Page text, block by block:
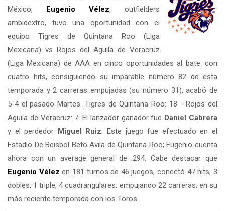
México, Eugenio Vélez, outfielders
ambidextro, tuvo una oportunidad con el
equipo Tigres de Quintana Roo (Liga
Mexicana) vs Rojos del Aguila de Veracruz
(Liga Mexicana) de AAA en cinco oportunidades al bate: con
cuatro hits, consiguiendo su imparable número 82 de esta
temporada y 2 carreras empujadas (su número 31), acabó de
5-4 el pasado Martes. Tigres de Quintana Roo: 18 - Rojos del
Aguila de Veracruz: 7. El lanzador ganador fue Daniel Cabrera
y el perdedor Miguel Ruiz. Este juego fue efectuado en el
Estadio De Beisbol Beto Avila de Quintana Roo; Eugenio cuenta
ahora con un average general de .294. Cabe destacar que
Eugenio Vélez en 181 turnos de 46 juegos, conectó 47 hits, 3
dobles, 1 triple, 4 cuadrangulares, empujando 22 carreras; en su
más reciente temporada con los Toros.